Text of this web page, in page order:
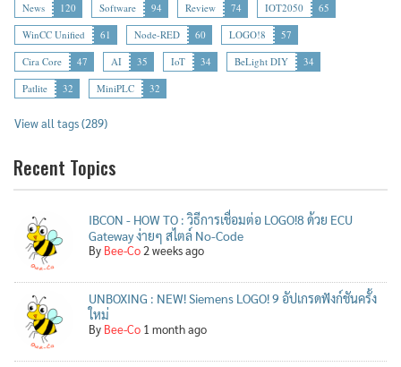
News
120 Software 94 Review 74 IOT2050
65
WinCC Unified
61 Node-RED 60 LOGO!8
57
Cira Core
47 AI 35 IoT 34 BeLight DIY
34
Patlite
32 MiniPLC 32
View all tags (289)
Recent Topics
IBCON - HOW TO : วิธีการเชื่อมต่อ LOGO!8 ด้วย ECU
Gateway ง่ายๆ สไตล์ No-Code
By Bee-Co2 weeks ago
UNBOXING : NEW! Siemens LOGO! 9 อัปเกรดฟังก์ชันครั้ง
ใหม่
By Bee-Co 1 month ago